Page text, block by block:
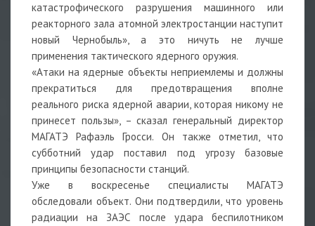
катастрофического разрушения машинного или
реакторного зала атомной электростанции наступит
новый Чернобыль», а это ничуть не лучше
применения тактического ядерного оружия.
«Атаки на ядерные объекты неприемлемы и должны
прекратиться для предотвращения вполне
реального риска ядерной аварии, которая никому не
принесет пользы», – сказал генеральный директор
МАГАТЭ Рафаэль Гросси. Он также отметил, что
субботний удар поставил под угрозу базовые
принципы безопасности станций.
Уже в воскресенье специалисты МАГАТЭ
обследовали объект. Они подтвердили, что уровень
радиации на ЗАЭС после удара беспилотником